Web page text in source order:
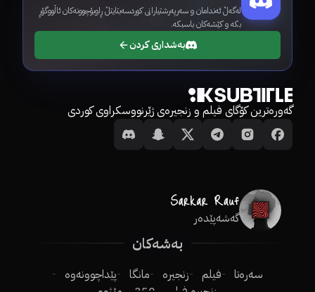
لەگەڵ ئەندامان و سەرپەرشتیارانی کوردسەبتایتڵ ڕاوبۆچوونەکان ئاڵووگۆڕ
بکە و کێشەکان باسبکە.
بەشداری کردن
گەورەترین کۆگای فیلم و زنجیرەی ژێرنووسکراوی کوردی
گەشەپێدەر
بەشەکان
سەرەتا فیلم زنجیرە مانگا
پێداچوونەوە